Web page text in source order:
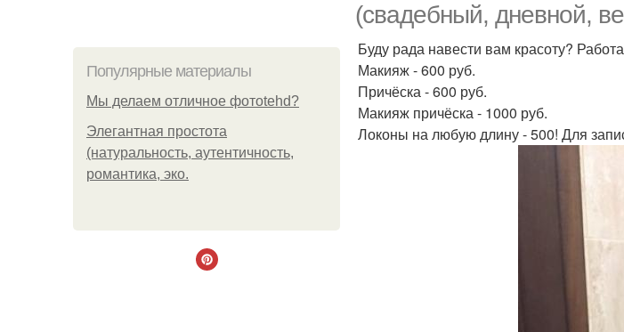
(свадебный, дневной,
Популярные материалы
Мы делаем отличное фотоtehd?
Элегантная простота
(натуральность, аутентичность,
романтика, эко.
Буду рада навести вам красоту?
Макияж - 600 руб.
Причёска - 600 руб.
Макияж причёска - 1000 руб.
Локоны на любую длину - 500! Для